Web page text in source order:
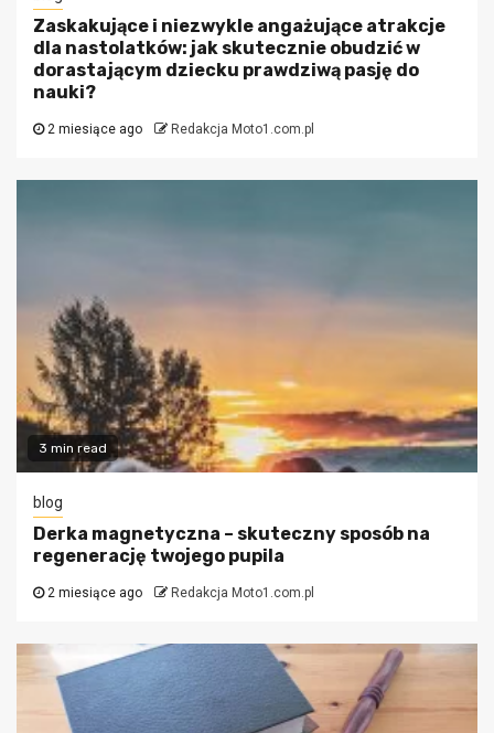
Zaskakujące i niezwykle angażujące atrakcje
dla nastolatków: jak skutecznie obudzić w
dorastającym dziecku prawdziwą pasję do
nauki?
2 miesiące ago Redakcja Moto1.com.pl
3 min read
blog
Derka magnetyczna – skuteczny sposób na
regenerację twojego pupila
2 miesiące ago Redakcja Moto1.com.pl